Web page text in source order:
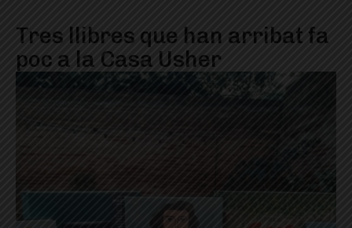
Tres llibres que han arribat fa
poc a la Casa Usher